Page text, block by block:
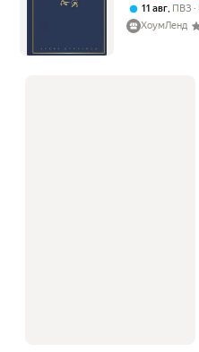
11 авг, ПВЗ
ХоумЛенд